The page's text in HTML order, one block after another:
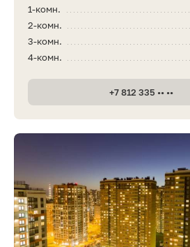
1-комн.
2-комн.
3-комн.
4-комн.
+7 812 335 •• ••